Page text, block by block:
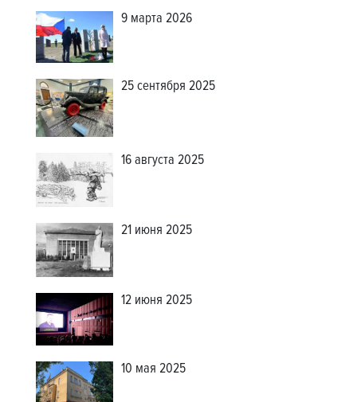
9 марта 2026
25 сентября 2025
16 августа 2025
21 июня 2025
12 июня 2025
10 мая 2025